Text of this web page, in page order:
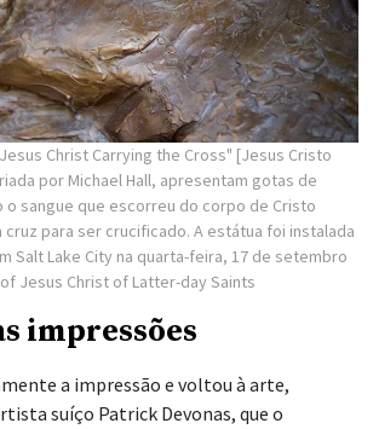
Christ Carrying the Cross" [Jesus Cristo
por Michael Hall, apresentam gotas de
o sangue que escorreu do corpo de Cristo
para ser crucificado. A estátua foi instalada
Salt Lake City na quarta-feira, 17 de setembro
of Jesus Christ of Latter-day Saints
impressões
a impressão e voltou à arte,
suíço Patrick Devonas, que o